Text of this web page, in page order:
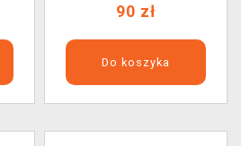
90 zł
Do koszyka